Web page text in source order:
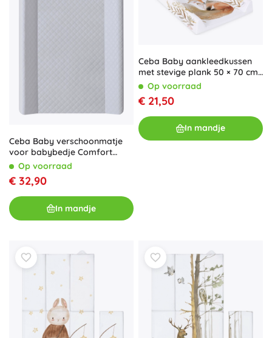
Ceba Baby verschoonmatje
voor babybedje Comfort
Caro Grey 50 × 70 cm met
stevige plank
Op voorraad
€ 32,90
In mandje
Ceba Baby aankleedkussen
met stevige plank 50 × 70 cm
Basic Clever Otter
Op voorraad
€ 21,50
In mandje